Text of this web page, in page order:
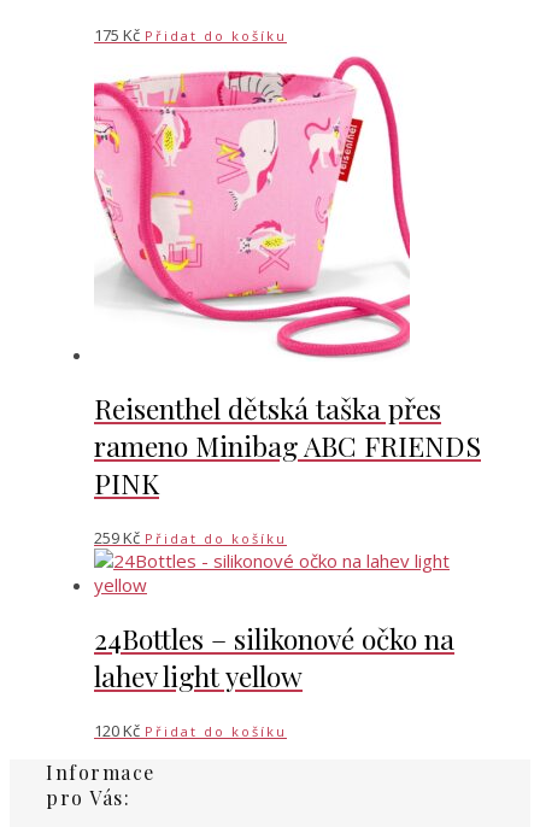
175 Kč Přidat do košíku
Reisenthel dětská taška přes
rameno Minibag ABC FRIENDS
PINK
259Kč Přidat do košíku
24Bottles – silikonové očko na
lahev light yellow
120Kč Přidat do košíku
Informace
pro Vás: